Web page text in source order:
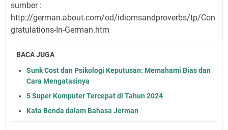
sumber :
http://german.about.com/od/idiomsandproverbs/tp/Con
gratulations-In-German.htm
BACA JUGA
Sunk Cost dan Psikologi Keputusan: Memahami Bias dan
Cara Mengatasinya
5 Super Komputer Tercepat di Tahun 2024
Kata Benda dalam Bahasa Jerman